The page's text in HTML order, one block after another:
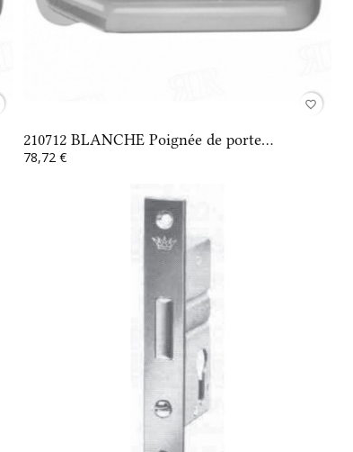
favorite_border
210712 BLANCHE Poignée de porte...
78,72 €